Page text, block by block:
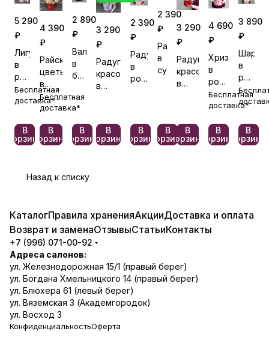
5 290
₽
Лигура
в
розовом
боксе
Бесплатная
доставка*
В
корзину
4 390
₽
Райские
цветы
в
красном
боксе
Бесплатная
доставка*
В
корзину
2 890
₽
Вальс
в
белой
сумочке
В
корзину
3 290
₽
Радуга
красок
в
В
корзину
2 390
₽
Радуга
в
розовой
В
корзину
2 390
₽
Радуга
в
сумочке
В
корзину
3 290
₽
Радуга
красок
в
красном
В
корзину
4 690
₽
Хризантема
в
розовом
боксе
Бесплатная
доставка*
В
корзину
3 890
₽
Шарм
в
В
корзину
Назад к списку
КаталогПравила храненияАкцииДоставка и оплата
Возврат и заменаОтзывыСтатьиКонтакты
+7 (996) 071-00-92
Адреса салонов:
ул. Железнодорожная 15/1 (правый берег)
ул. Богдана Хмельницкого 14 (правый берег)
ул. Блюхера 61 (левый берег)
ул. Вяземская 3 (Академгородок)
ул. Восход 3
КонфиденциальностьОферта